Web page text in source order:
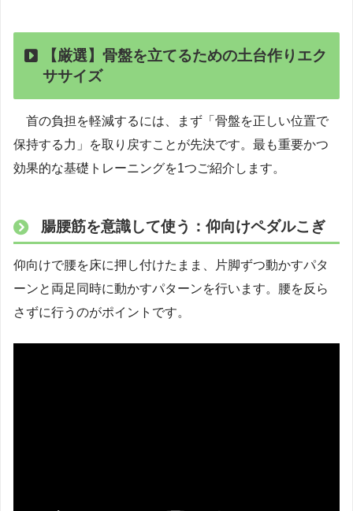
【厳選】骨盤を立てるための土台作りエク
ササイズ
首の負担を軽減するには、まず「骨盤を正しい位置で
保持する力」を取り戻すことが先決です。最も重要かつ
効果的な基礎トレーニングを1つご紹介します。
腸腰筋を意識して使う：仰向けペダルこぎ
仰向けで腰を床に押し付けたまま、片脚ずつ動かすパタ
ーンと両足同時に動かすパターンを行います。腰を反ら
さずに行うのがポイントです。